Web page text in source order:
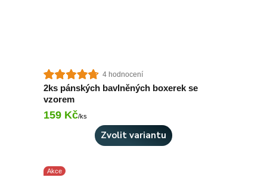
4 hodnocení
2ks pánských bavlněných boxerek se
vzorem
159 Kč/ks
Zvolit variantu
Akce